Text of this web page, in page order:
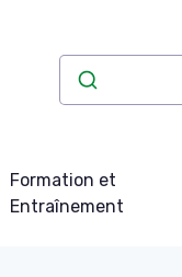
Formation et
Entraînement